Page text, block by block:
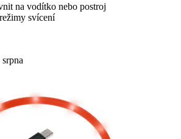
na vodítko nebo postroj
svícení